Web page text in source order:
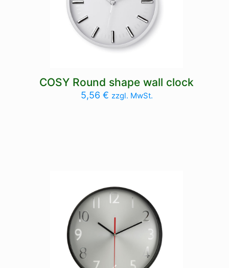
COSY Round shape wall clock
5,56 € zzgl. MwSt.